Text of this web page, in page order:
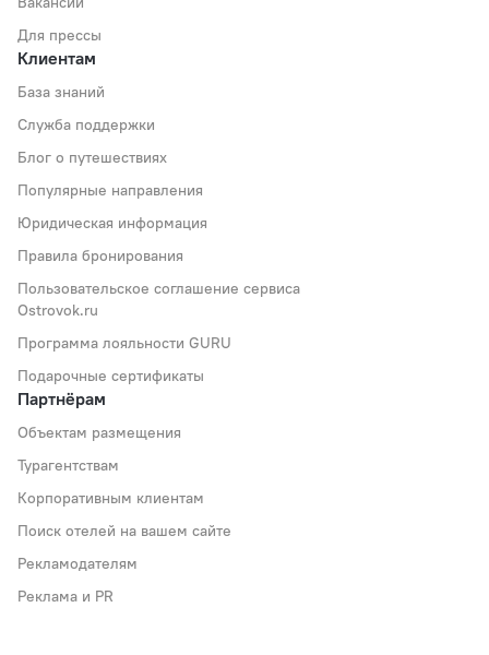
Для прессы
Клиентам
База знаний
Служба поддержки
Блог о путешествиях
Популярные направления
Юридическая информация
Правила бронирования
Пользовательское соглашение сервиса
Ostrovok.ru
Программа лояльности GURU
Подарочные сертификаты
Партнёрам
Объектам размещения
Турагентствам
Корпоративным клиентам
Поиск отелей на вашем сайте
Рекламодателям
Реклама и PR